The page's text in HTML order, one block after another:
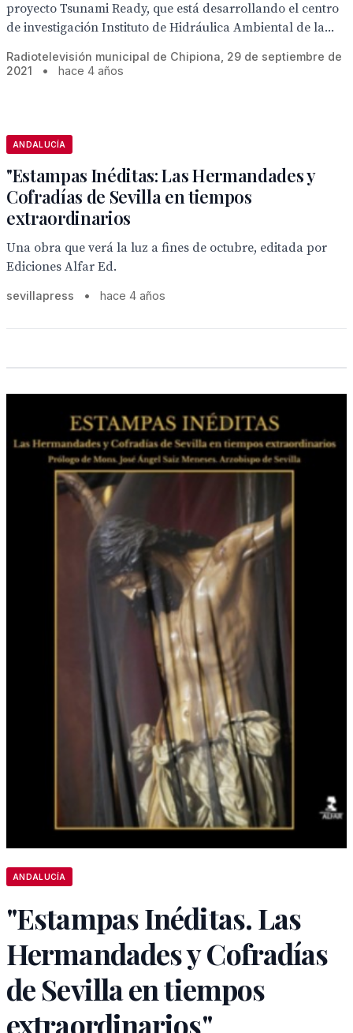
proyecto Tsunami Ready, que está desarrollando el centro
de investigación Instituto de Hidráulica Ambiental de la...
Radiotelevisión municipal de Chipiona, 29 de septiembre de
2021
• hace 4 años
ANDALUCÍA
"Estampas Inéditas: Las Hermandades y
Cofradías de Sevilla en tiempos
extraordinarios
Una obra que verá la luz a fines de octubre, editada por
Ediciones Alfar Ed.
sevillapress • hace 4 años
ANDALUCÍA
"Estampas Inéditas. Las
Hermandades y Cofradías
de Sevilla en tiempos
extraordinarios"